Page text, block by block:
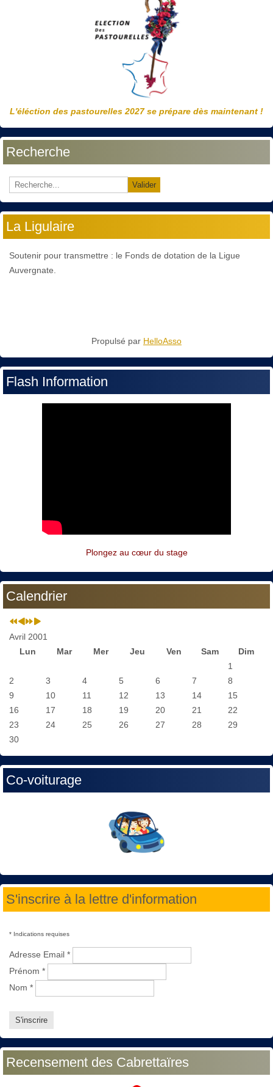
L'éléction des pastourelles 2027 se prépare dès maintenant !
Recherche
Valider
La Ligulaire
Soutenir pour transmettre : le Fonds de dotation de la Ligue
Auvergnate.
Propulsé par HelloAsso
Flash Information
Plongez au cœur du stage
Calendrier
Avril 2001
Lun
Mar Mer Jeu Ven Sam
Dim
1
2
3 4 5 6 7
8
9
10 11 12 13 14
15
16
17 18 19 20 21
22
23
24 25 26 27 28
29
30
Co-voiturage
S'inscrire à la lettre d'information
* Indications requises
Adresse Email *
Prénom *
Nom *
Recensement des Cabrettaïres